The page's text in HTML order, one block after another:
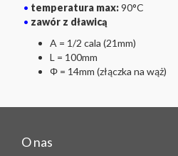
• temperatura max:90°C
• zawór z dławicą
A = 1/2 cala (21mm)
L = 100mm
Φ = 14mm (złączka na wąż)
O nas